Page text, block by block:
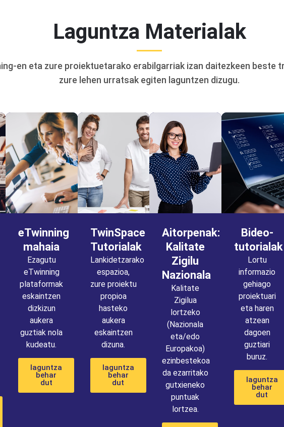
Laguntza Materialak
en eta zure proiektuetarako erabilgarriak izan daitezkeen beste
zure lehen urratsak egiten laguntzen dizugu.
eTwinning
mahaia
Ezagutu
eTwinning
plataformak
eskaintzen
dizkizun
aukera
guztiak nola
kudeatu.
laguntza
behar
dut
TwinSpace
Tutorialak
Lankidetzarako
espazioa,
zure proiektu
propioa
hasteko
aukera
eskaintzen
dizuna.
laguntza
behar
dut
Aitorpenak:
Kalitate
Zigilu
Nazionala
Kalitate
Zigilua
lortzeko
(Nazionala
eta/edo
Europakoa)
ezinbestekoa
da ezarritako
gutxieneko
puntuak
lortzea.
Bideo-
tutorialak
Lortu
informazio
gehiago
proiektuari
eta haren
atzean
dagoen
guztiari
buruz.
laguntza
behar
dut